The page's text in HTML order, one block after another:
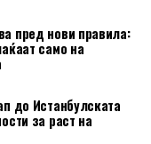
земја во која
и тоа за 3,2
ги следи
на
Тој
пред нови правила:
само на
до Истанбулската
за раст на